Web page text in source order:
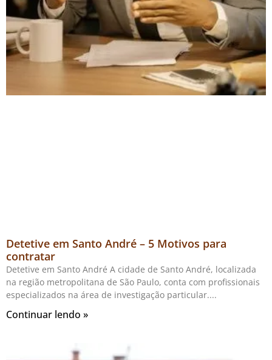
Detetive em Santo André – 5 Motivos para
contratar
Detetive em Santo André A cidade de Santo André, localizada
na região metropolitana de São Paulo, conta com profissionais
especializados na área de investigação particular.
Continuar lendo »